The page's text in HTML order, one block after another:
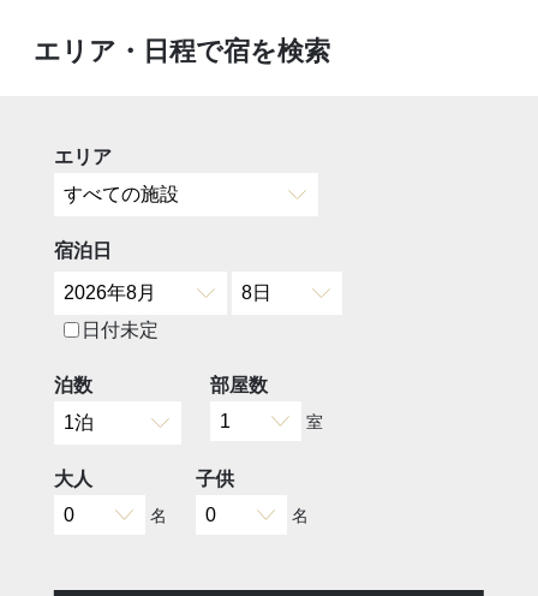
エリア・日程で宿を検索
エリア
宿泊日
日付未定
泊数 部屋数
室
大人
名
子供
名